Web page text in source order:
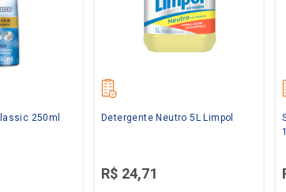
250ml
Detergente Neutro 5L Limpol
R$ 24,71